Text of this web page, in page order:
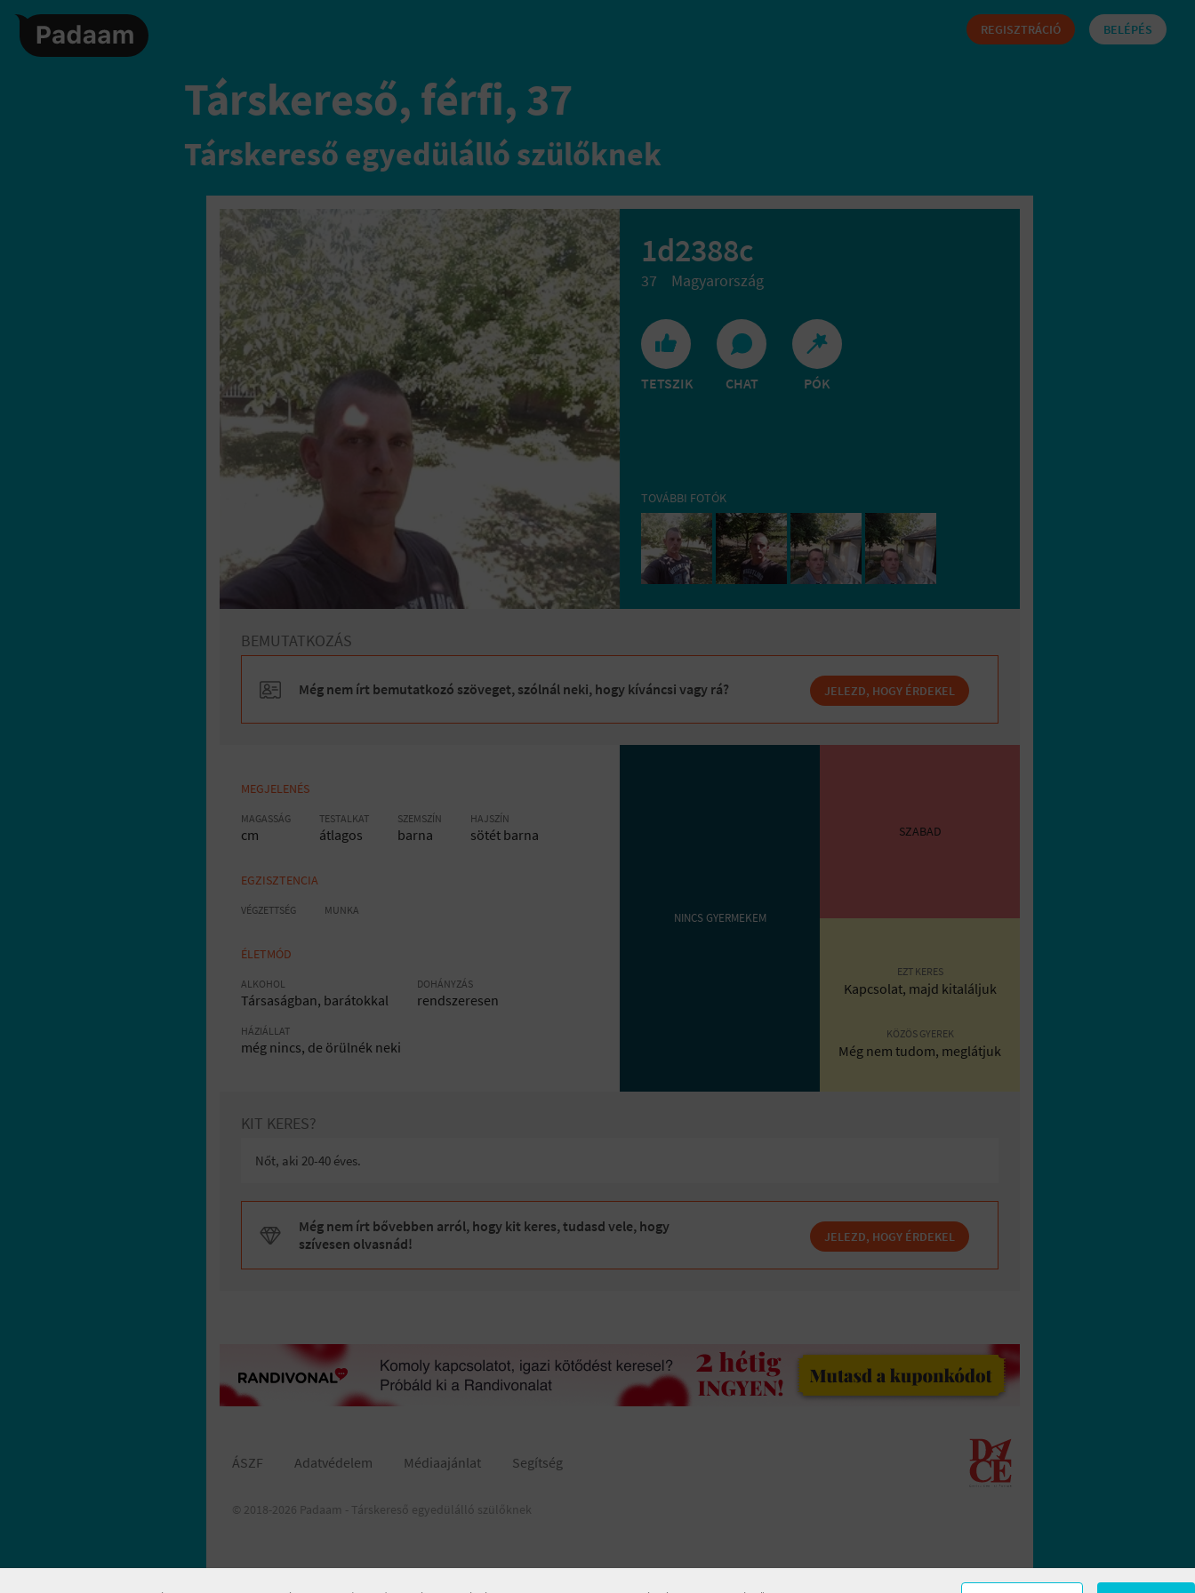
BELÉPÉS
REGISZTRÁCIÓ
Társkereső, férfi, 37
Társkereső egyedülálló szülőknek
1d2388c
37 Magyarország
TETSZIK CHAT PÓK
TOVÁBBI FOTÓK
BEMUTATKOZÁS
Még nem írt bemutatkozó szöveget, szólnál neki, hogy kíváncsi vagy rá? JELEZD, HOGY ÉRDEKEL
MEGJELENÉS
MAGASSÁG
cm
TESTALKAT
átlagos
SZEMSZÍN
barna
HAJSZÍN
sötét barna
EGZISZTENCIA
VÉGZETTSÉG MUNKA
ÉLETMÓD
ALKOHOL
Társaságban, barátokkal
DOHÁNYZÁS
rendszeresen
HÁZIÁLLAT
még nincs, de örülnék neki
NINCS GYERMEKEM
SZABAD
EZT KERES
Kapcsolat, majd kitaláljuk
KÖZÖS GYEREK
Még nem tudom, meglátjuk
KIT KERES?
Nőt, aki 20-40 éves.
Még nem írt bővebben arról, hogy kit keres, tudasd vele, hogy
szívesen olvasnád!
JELEZD, HOGY ÉRDEKEL
ÁSZF Adatvédelem Médiaajánlat Segítség
© 2018-2026 Padaam - Társkereső egyedülálló szülőknek